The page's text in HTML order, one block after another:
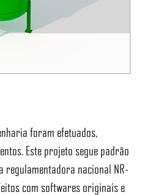
foram efetuados,
Este projeto segue padrão
regulamentadora nacional NR-
com softwares originais e